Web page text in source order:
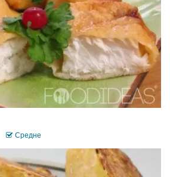
Средне